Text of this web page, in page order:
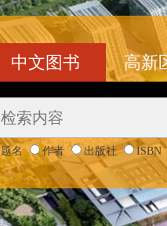
中文图书
题名 作者 出版社 ISBN
高新